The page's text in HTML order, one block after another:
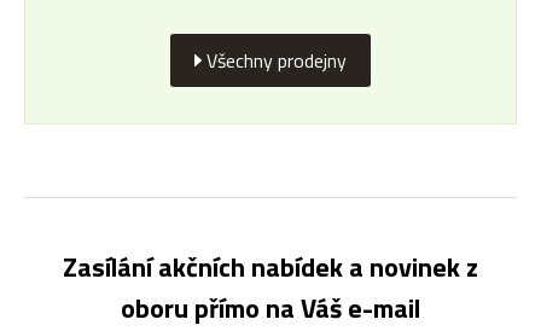
Všechny prodejny
Zasílání akčních nabídek a novinek z
oboru přímo na Váš e-mail